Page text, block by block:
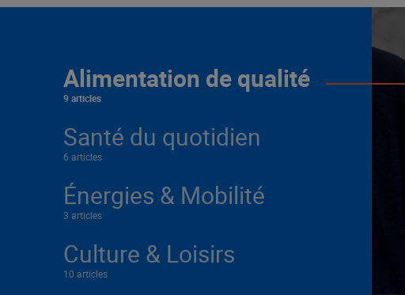
Alimentation de qualité
9 articles
Santé du quotidien
6 articles
Énergies & Mobilité
3 articles
Culture & Loisirs
10 articles